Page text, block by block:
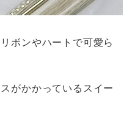
ボンやハートで可愛ら
がかかっているスイー